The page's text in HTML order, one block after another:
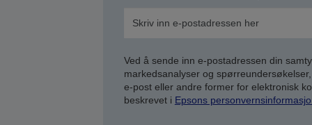
Ved å sende inn e-postadressen din
markedsanalyser og
e-post eller andre former for elektronisk
beskrevet i Epsons